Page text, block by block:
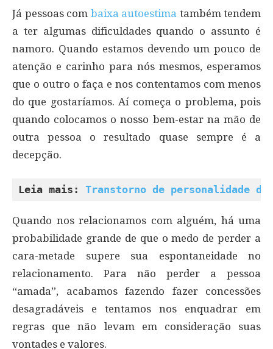
Já pessoas com baixa autoestima também tendem
a ter algumas dificuldades quando o assunto é
namoro. Quando estamos devendo um pouco de
atenção e carinho para nós mesmos, esperamos
que o outro o faça e nos contentamos com menos
do que gostaríamos. Aí começa o problema, pois
quando colocamos o nosso bem-estar na mão de
outra pessoa o resultado quase sempre é a
decepção.
Leia mais: Transtorno de personalidade
Quando nos relacionamos com alguém, há uma
probabilidade grande de que o medo de perder a
cara-metade supere sua espontaneidade no
relacionamento. Para não perder a pessoa
“amada”, acabamos fazendo fazer concessões
desagradáveis e tentamos nos enquadrar em
regras que não levam em consideração suas
vontades e valores.